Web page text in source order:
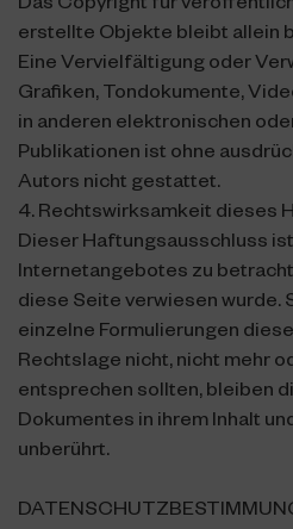
Das Copyright für
erstellte Objekte bleibt allein
Eine Vervielfältigung oder
Grafiken, Tondokumente,
in anderen elektronischen
Publikationen ist ohne
Autors nicht gestattet.
4. Rechtswirksamkeit dieses
Dieser Haftungsausschluss
Internetangebotes zu
diese Seite verwiesen wurde.
einzelne Formulierungen
Rechtslage nicht, nicht mehr
entsprechen sollten, bleiben
Dokumentes in ihrem Inhalt
unberührt.